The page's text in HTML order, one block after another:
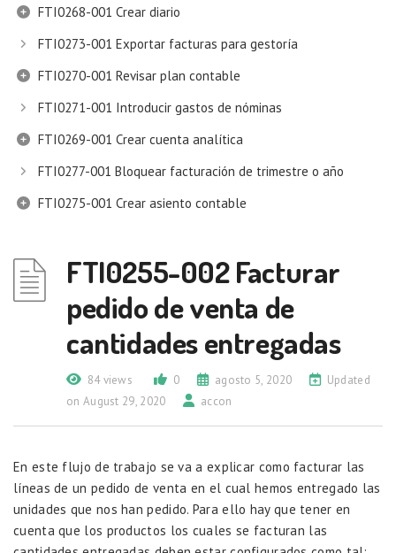
FTI0268-001 Crear diario
FTI0273-001 Exportar facturas para gestoría
FTI0270-001 Revisar plan contable
FTI0271-001 Introducir gastos de nóminas
FTI0269-001 Crear cuenta analítica
FTI0277-001 Bloquear facturación de trimestre o año
FTI0275-001 Crear asiento contable
FTI0255-002 Facturar
pedido de venta de
cantidades entregadas
84 views 0 agosto 5, 2020
Updated
on August 29, 2020
accon
En este flujo de trabajo se va a explicar como facturar las
líneas de un pedido de venta en el cual hemos entregado las
unidades que nos han pedido. Para ello hay que tener en
cuenta que los productos los cuales se facturan las